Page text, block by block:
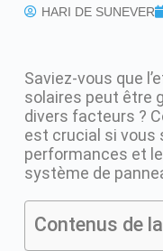
HARI DE SUNEVER
Saviez-vous que
solaires peut être
divers facteurs ?
est crucial si vous
performances et
système de
Contenus de